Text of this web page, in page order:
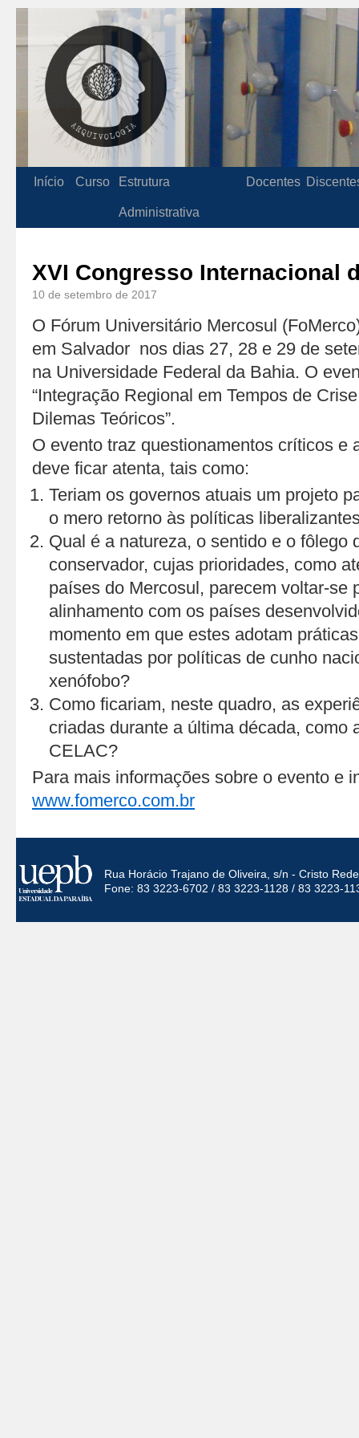
Início Curso Estrutura
Administrativa
Docentes
XVI Congresso Internacional
10 de setembro de 2017
O Fórum Universitário Mercosul
em Salvador nos dias 27, 28 e 29 de
na Universidade Federal da Bahia. O
“Integração Regional em Tempos de
Dilemas Teóricos”.
O evento traz questionamentos críticos e
deve ficar atenta, tais como:
Teriam os governos atuais um projeto
o mero retorno às políticas
Qual é a natureza, o sentido e o fôlego
conservador, cujas prioridades, como
países do Mercosul, parecem voltar-se
alinhamento com os países
momento em que estes adotam
sustentadas por políticas de cunho
xenófobo?
Como ficariam, neste quadro, as
criadas durante a última década, como
CELAC?
Para mais informações sobre o evento e
www.fomerco.com.br
Rua Horácio Trajano de Oliveira, s/n - Cristo
Fone: 83 3223-6702 / 83 3223-1128 / 83 3223-